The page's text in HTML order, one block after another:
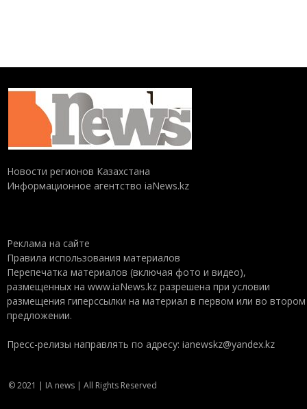
Новости регионов Казахстана
Информационное агентство iaNews.kz
Реклама на сайте
Правила использования материалов
Перепечатка материалов (включая фото и видео),
размещенных на www.iaNews.kz разрешена при условии
размещения гиперссылки на материал в первом или во втором
предложении.
Пресс-релизы направлять по адресу: ianewskz@yandex.kz
© 2021 | IA news | All Rights Reserved